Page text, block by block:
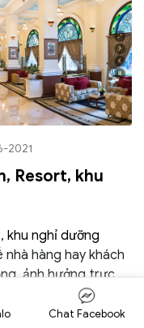
2021
Resort, khu
, khu nghỉ dưỡng
nhà hàng hay khách
không
– nhà hàng còn là
Chat Facebook